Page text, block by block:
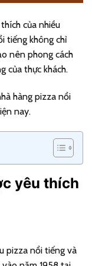
của nhiều
tiếng không chỉ
nên phong cách
của thực khách.
hàng pizza nổi
nay.
yêu thích
pizza nổi tiếng và